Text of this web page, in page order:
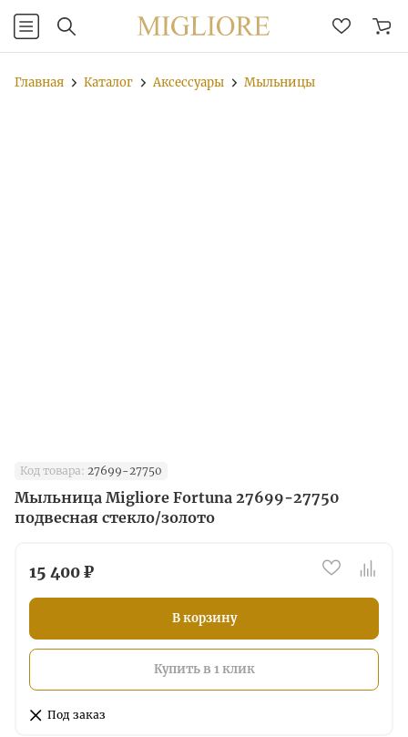
Главная Каталог Аксессуары Мыльницы
Код товара: 27699-27750
Мыльница Migliore Fortuna 27699-27750
подвесная стекло/золото
15 400 ₽
В корзину
Купить в 1 клик
Под заказ